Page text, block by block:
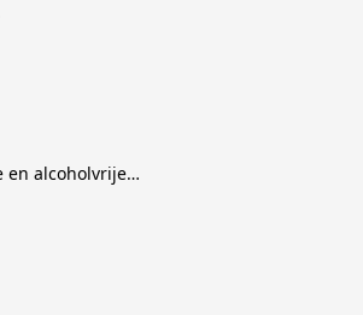
Appero Time en alcoholvrije dranken